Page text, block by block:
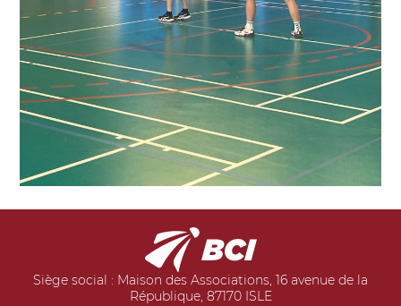
Siège social : Maison des Associations, 16 avenue de la
République, 87170 ISLE